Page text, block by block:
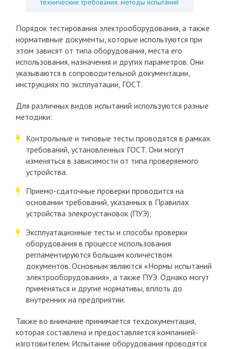
технические требования. методы испытаний
Порядок тестирования электрооборудования, а также
нормативные документы, которые используются при
этом зависят от типа оборудования, места его
использования, назначения и других параметров. Они
указываются в сопроводительной документации,
инструкциях по эксплуатации, ГОСТ.
Для различных видов испытаний используются разные
методики:
Контрольные и типовые тесты проводятся в рамках
требований, установленных ГОСТ. Они могут
изменяться в зависимости от типа проверяемого
устройства.
Приемо-сдаточные проверки проводится на
основании требований, указанных в Правилах
устройства элекроустановок (ПУЭ);
Эксплуатационные тесты и способы проверки
оборудования в процессе использования
регламентируются большим количеством
документов. Основным являются «Нормы испытаний
электрооборудования», а также ПУЭ. Однако могут
применяться и другие нормативы, вплоть до
внутренних на предприятии.
Также во внимание принимается техдокументация,
которая составлена и предоставляется компанией-
изготовителем. Испытание оборудования проводятся